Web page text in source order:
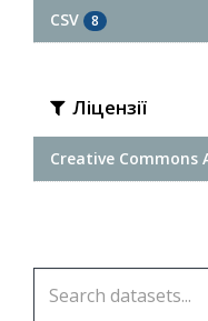
CSV 8
Ліцензії
Creative Commons